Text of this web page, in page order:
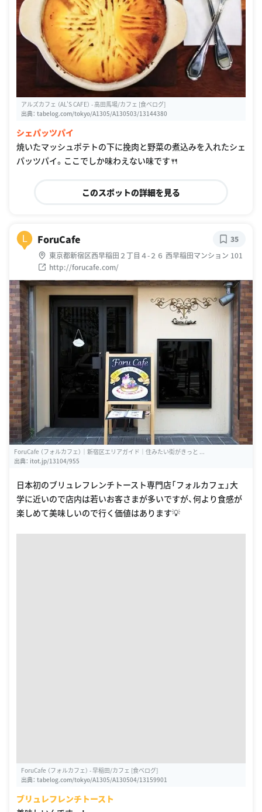
アルズカフェ （AL'S CAFE） - 高田馬場/カフェ [食べログ]
出典： tabelog.com/tokyo/A1305/A130503/13144380
シェパッツパイ
焼いたマッシュポテトの下に挽肉と野菜の煮込みを入れたシェ
パッツパイ。ここでしか味わえない味です🍴
このスポットの詳細を見る
L ForuCafe
東京都新宿区西早稲田２丁目４-２６ 西早稲田マンション 101
http://forucafe.com/
35
ForuCafe （フォルカフェ）｜新宿区エリアガイド｜住みたい街がきっと ...
出典： itot.jp/13104/955
日本初のブリュレフレンチトースト専門店「フォルカフェ」大
学に近いので店内は若いお客さまが多いですが、何より食感が
楽しめて美味しいので行く価値はあります💡
ForuCafe （フォルカフェ） - 早稲田/カフェ [食べログ]
出典： tabelog.com/tokyo/A1305/A130504/13159901
ブリュレフレンチトースト